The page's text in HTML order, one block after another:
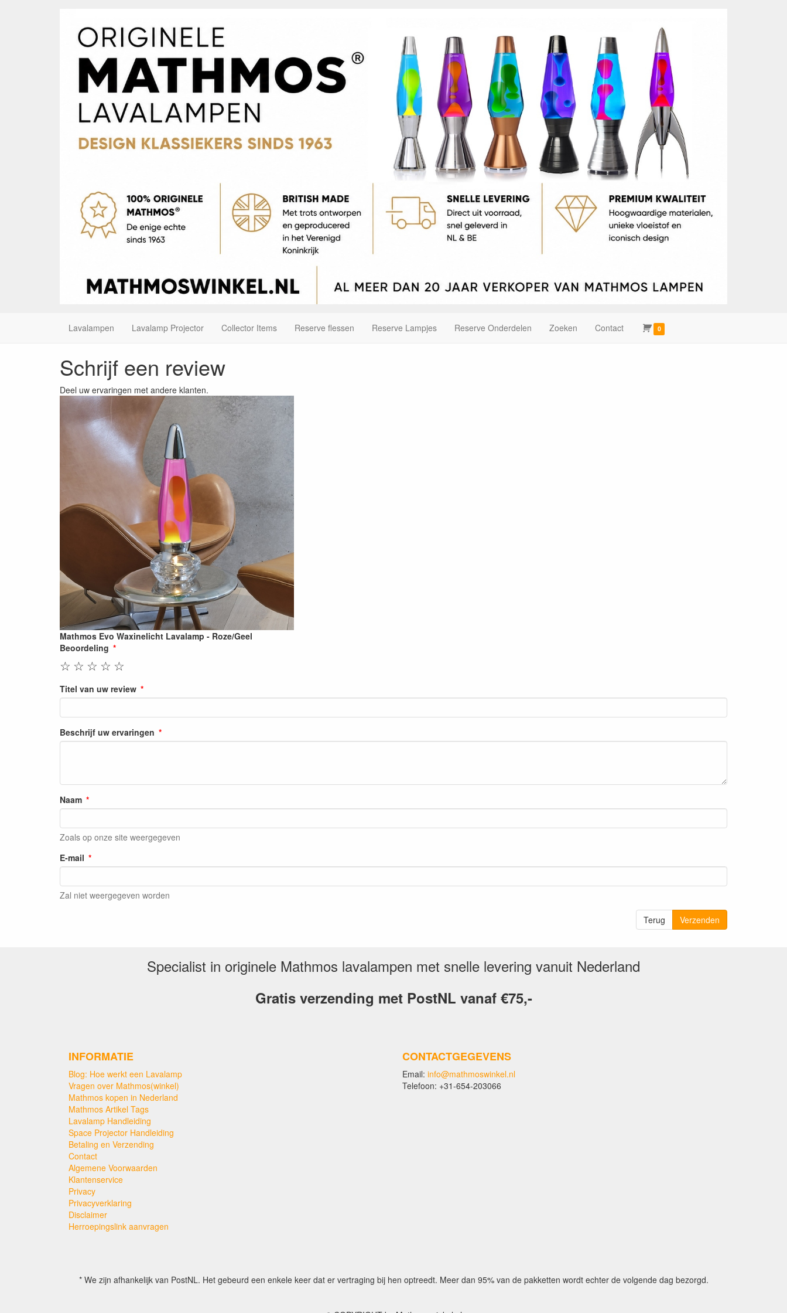
Lavalampen Lavalamp Projector Collector Items Reserve flessen Reserve Lampjes Reserve Onderdelen Zoeken Contact 0
Schrijf een review
Deel uw ervaringen met andere klanten.
Mathmos Evo Waxinelicht Lavalamp - Roze/Geel
Beoordeling
☆
☆
☆
☆
☆
Titel van uw review
Beschrijf uw ervaringen
Naam
Zoals op onze site weergegeven
E-mail
Zal niet weergegeven worden
Terug Verzenden
Specialist in originele Mathmos lavalampen met snelle levering vanuit Nederland
Gratis verzending met PostNL vanaf €75,-
INFORMATIE
Blog: Hoe werkt een Lavalamp
Vragen over Mathmos(winkel)
Mathmos kopen in Nederland
Mathmos Artikel Tags
Lavalamp Handleiding
Space Projector Handleiding
Betaling en Verzending
Contact
Algemene Voorwaarden
Klantenservice
Privacy
Privacyverklaring
Disclaimer
Herroepingslink aanvragen
CONTACTGEGEVENS
Email: info@mathmoswinkel.nl
Telefoon: +31-654-203066
* We zijn afhankelijk van PostNL. Het gebeurd een enkele keer dat er vertraging bij hen optreedt. Meer dan 95% van de pakketten wordt echter de volgende dag bezorgd.